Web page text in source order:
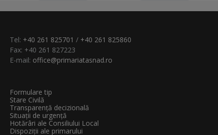
Tel: +40 261 825701 / +40 261 825860
Fax: +40 261 827223
E-mail: office@primariatasnad.ro
Formulare tip
Stare Civilă
Transparenţă decizională
Situații de urgență
Hotărâri ale Consiliului Local
Dispoziții ale primarului